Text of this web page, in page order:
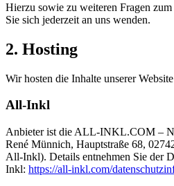
Hierzu sowie zu weiteren Fragen
Sie sich jederzeit an uns wenden.
2. Hosting
Wir hosten die Inhalte unserer
All-Inkl
Anbieter ist die ALL-INKL.COM –
René Münnich, Hauptstraße 68,
All-Inkl). Details entnehmen Sie der
Inkl: https://all-inkl.com/